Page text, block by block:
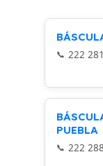
Rhino
222
PUEBLA
222